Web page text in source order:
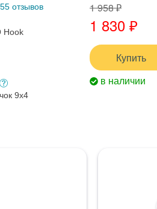
55 отзывов
Hook
9x4
1 958 ₽
1 830 ₽
Купить
в наличии